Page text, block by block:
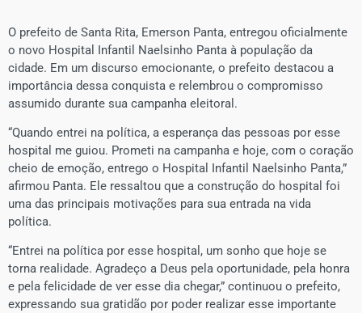
O prefeito de Santa Rita, Emerson Panta, entregou oficialmente
o novo Hospital Infantil Naelsinho Panta à população da
cidade. Em um discurso emocionante, o prefeito destacou a
importância dessa conquista e relembrou o compromisso
assumido durante sua campanha eleitoral.
“Quando entrei na política, a esperança das pessoas por esse
hospital me guiou. Prometi na campanha e hoje, com o coração
cheio de emoção, entrego o Hospital Infantil Naelsinho Panta,”
afirmou Panta. Ele ressaltou que a construção do hospital foi
uma das principais motivações para sua entrada na vida
política.
“Entrei na política por esse hospital, um sonho que hoje se
torna realidade. Agradeço a Deus pela oportunidade, pela honra
e pela felicidade de ver esse dia chegar,” continuou o prefeito,
expressando sua gratidão por poder realizar esse importante